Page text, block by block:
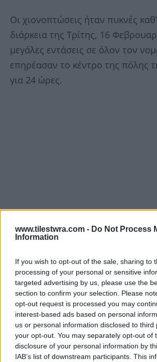
www.tilestwra.com - Do Not Process
Information
If you wish to opt-out of the sale, sharing to
processing of your personal or sensitive
targeted advertising by us, please use the
section to confirm your selection. Please
opt-out request is processed you may
interest-based ads based on personal
us or personal information disclosed to third
your opt-out. You may separately opt-out of
disclosure of your personal information by
IAB’s list of downstream participants. This
Οι χιονοπτώσεις ήταν πυκνές
διάρκεια της Τρίτης, 16
μεγάλες εντάσεις σε όλον τον
επηρέασαν το κέντρο της πόλης
για 24 ώρες.
Από την πλευρά της η ΕΜΥ
δελτίο επικίνδυνων καιρικών